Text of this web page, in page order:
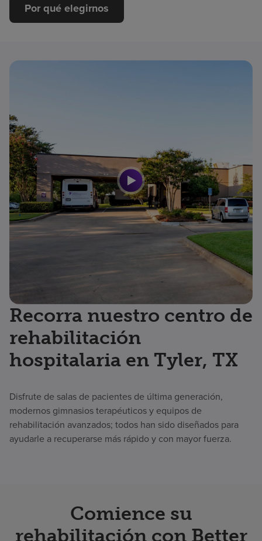
Por qué elegirnos
Recorra nuestro centro de
rehabilitación
hospitalaria en Tyler, TX
Disfrute de salas de pacientes de última generación,
modernos gimnasios terapéuticos y equipos de
rehabilitación avanzados; todos han sido diseñados para
ayudarle a recuperarse más rápido y con mayor fuerza.
Comience su
rehabilitación con Better